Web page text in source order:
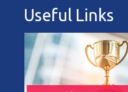
Useful Links